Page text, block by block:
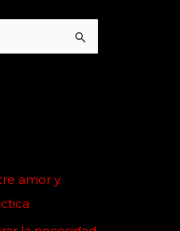
amor y